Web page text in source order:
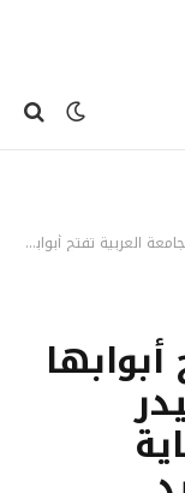
العربية تفتح أبوابها لوزير العمل محمد حيدر وتعلن جاهزيتها لرعاية مبادرة إنقاذية لتوحيد اللبنانيين!